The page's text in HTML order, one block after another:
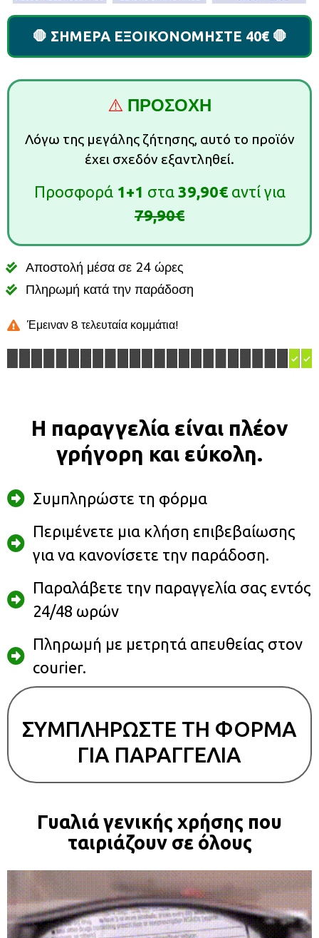
🛑 ΣΗΜΕΡΑ ΕΞΟΙΚΟΝΟΜΗΣΤΕ 40€ 🛑
⚠️ ΠΡΟΣΟΧΗ
Λόγω της μεγάλης ζήτησης, αυτό το προϊόν
έχει σχεδόν εξαντληθεί.
Προσφορά 1+1 στα 39,90€αντί για
79,90€
Αποστολή μέσα σε 24 ώρες
Πληρωμή κατά την παράδοση
Έμειναν 8 τελευταία κομμάτια!
Η παραγγελία είναι πλέον
γρήγορη και εύκολη.
Συμπληρώστε τη φόρμα
Περιμένετε μια κλήση επιβεβαίωσης
για να κανονίσετε την παράδοση.
Παραλάβετε την παραγγελία σας εντός
24/48 ωρών
Πληρωμή με μετρητά απευθείας στον
courier.
ΣΥΜΠΛΗΡΩΣΤΕ ΤΗ ΦΟΡΜΑ
ΓΙΑ ΠΑΡΑΓΓΕΛΙΑ
Γυαλιά γενικής χρήσης που
ταιριάζουν σε όλους